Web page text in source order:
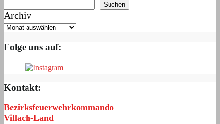
Suchen
Archiv
Folge uns auf:
Kontakt:
Bezirksfeuerwehrkommando
Villach-Land